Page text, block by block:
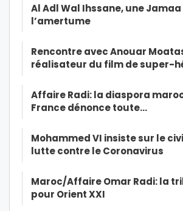
Al Adl Wal Ihssane, une
l’amertume
Rencontre avec Anouar
réalisateur du film de super-
Affaire Radi: la diaspora
France dénonce toute…
Mohammed VI insiste sur le
lutte contre le Coronavirus
Maroc/Affaire Omar Radi: la
pour Orient XXI